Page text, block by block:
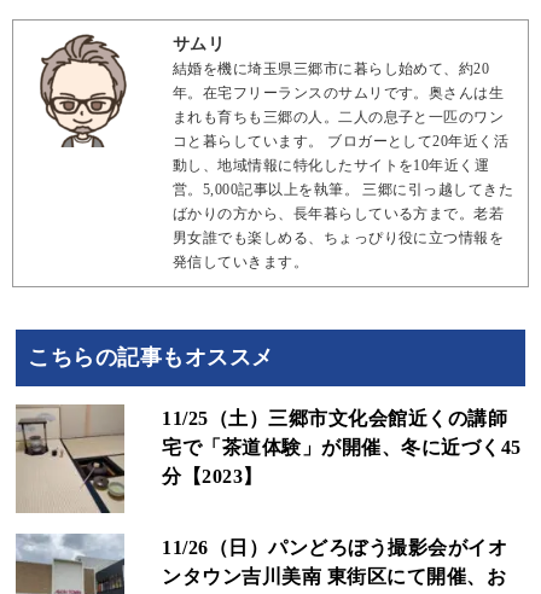
サムリ
結婚を機に埼玉県三郷市に暮らし始めて、約20
年。在宅フリーランスのサムリです。奥さんは生
まれも育ちも三郷の人。二人の息子と一匹のワン
コと暮らしています。 ブロガーとして20年近く活
動し、地域情報に特化したサイトを10年近く運
営。5,000記事以上を執筆。 三郷に引っ越してきた
ばかりの方から、長年暮らしている方まで。老若
男女誰でも楽しめる、ちょっぴり役に立つ情報を
発信していきます。
こちらの記事もオススメ
11/25（土）三郷市文化会館近くの講師
宅で「茶道体験」が開催、冬に近づく45
分【2023】
11/26（日）パンどろぼう撮影会がイオ
ンタウン吉川美南 東街区にて開催、お